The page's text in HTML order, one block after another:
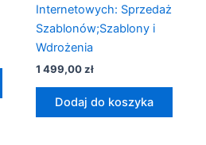
Internetowych: Sprzedaż
Szablonów;Szablony i
Wdrożenia
1 499,00zł
Dodaj do koszyka